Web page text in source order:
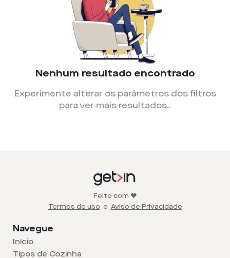
Nenhum resultado encontrado
Experimente alterar os parâmetros dos filtros
para ver mais resultados..
Feito com ❤️
Termos de uso e Aviso de Privacidade
Navegue
Início
Tipos de Cozinha